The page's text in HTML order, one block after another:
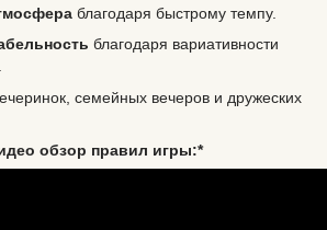
благодаря быстрому темпу.
благодаря вариативности
семейных вечеров и дружеских
обзор правил игры:*